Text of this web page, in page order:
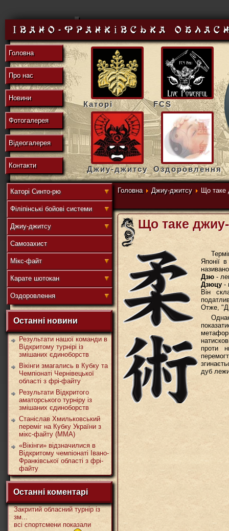
東
の
地
域
連
盟
武
道
Івано-Франківська
Головна
Про нас
Новини
Фотогалерея
Відеогалерея
Контакти
Каторі FCS
Джиу-джитсу Оздоровлення
Головна Джиу-джитсу Що таке
Каторі Синто-рю
Філіпінські бойові системи
Джиу-джитсу
Самозахист
Мікс-файт
Карате шотокан
Оздоровлення
Останні новини
Результати нашої команди в
Відкритому турнірі із
змішаних єдиноборств
Вікінги змагались в Кубку та
Чемпіонаті Чернівецької
області з фрі-файту
Результати Відкритого
аматорського турніру із
змішаних єдиноборств
Станіслав Хмильковський
переміг на Кубку України з
мікс-файту (ММА)
«Вікінги» відзначилися в
Відкритому чемпіонаті Івано-
Франківської області з фрі-
файту
Останні коментарі
Закритий обласний турнір із
зм...
всі спортсмени показали
Що таке
Японії
Дзю -
Дзюцу -
Він
Отже,
проти
дуб